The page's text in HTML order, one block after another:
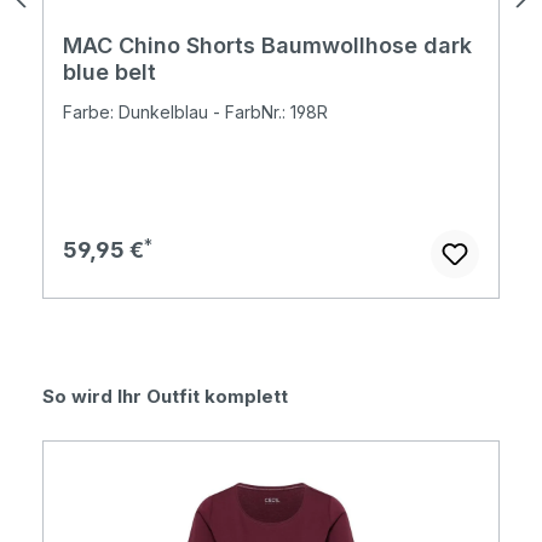
MAC Chino Shorts Baumwollhose dark
blue belt
Farbe: Dunkelblau - FarbNr.: 198R
Regulärer Preis:
59,95 €
Produktgalerie überspringen
So wird Ihr Outfit komplett